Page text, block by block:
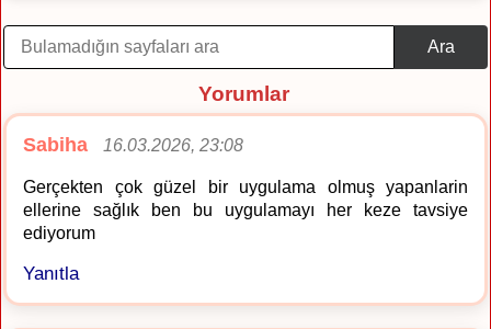
Ara
Yorumlar
Sabiha 16.03.2026, 23:08
Gerçekten çok güzel bir uygulama olmuş yapanlarin
ellerine sağlık ben bu uygulamayı her keze tavsiye
ediyorum
Yanıtla